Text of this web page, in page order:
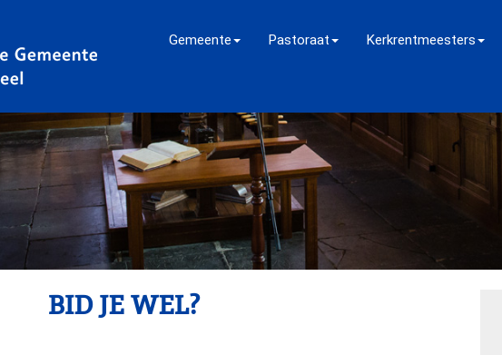
Gemeente Pastoraat Kerkrentmeesters
BID JE WEL?